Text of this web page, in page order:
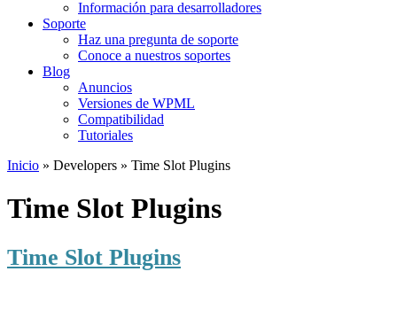
Información para desarrolladores
Soporte
Haz una pregunta de soporte
Conoce a nuestros soportes
Blog
Anuncios
Versiones de WPML
Compatibilidad
Tutoriales
Inicio » Developers » Time Slot Plugins
Time Slot Plugins
Time Slot Plugins